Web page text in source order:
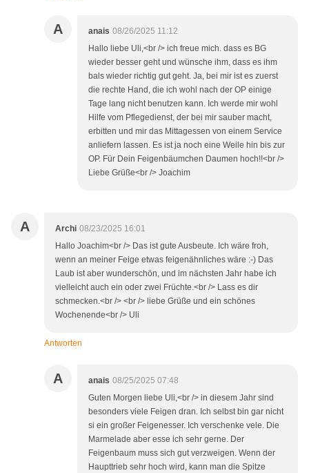
A anais 08/26/2025 11:12
Hallo liebe Uli,<br /> ich freue mich. dass es BG
wieder besser geht und wünsche ihm, dass es ihm
bals wieder richtig gut geht. Ja, bei mir ist es zuerst
die rechte Hand, die ich wohl nach der OP einige
Tage lang nicht benutzen kann. Ich werde mir wohl
Hilfe vom Pflegedienst, der bei mir sauber macht,
erbitten und mir das Mittagessen von einem Service
anliefern lassen. Es ist ja noch eine Weile hin bis zur
OP. Für Dein Feigenbäumchen Daumen hoch!!<br />
Liebe Grüße<br /> Joachim
A Archi 08/23/2025 16:01
Hallo Joachim<br /> Das ist gute Ausbeute. Ich wäre froh,
wenn an meiner Feige etwas feigenähnliches wäre :-) Das
Laub ist aber wunderschön, und im nächsten Jahr habe ich
vielleicht auch ein oder zwei Früchte.<br /> Lass es dir
schmecken.<br /> <br /> liebe Grüße und ein schönes
Wochenende<br /> Uli
Antworten
A anais 08/25/2025 07:48
Guten Morgen liebe Uli,<br /> in diesem Jahr sind
besonders viele Feigen dran. Ich selbst bin gar nicht
si ein großer Feigenesser. Ich verschenke vele. Die
Marmelade aber esse ich sehr gerne. Der
Feigenbaum muss sich gut verzweigen. Wenn der
Haupttrieb sehr hoch wird, kann man die Spitze